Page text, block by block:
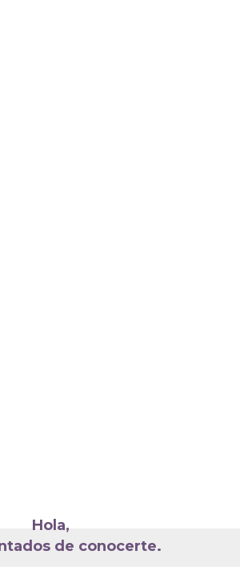
Hola,
de conocerte.